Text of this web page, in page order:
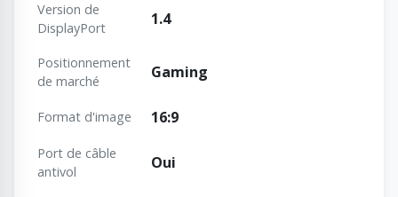
Version de
DisplayPort
1.4
Positionnement
de marché
Gaming
Format d'image 16:9
Port de câble
antivol
Oui